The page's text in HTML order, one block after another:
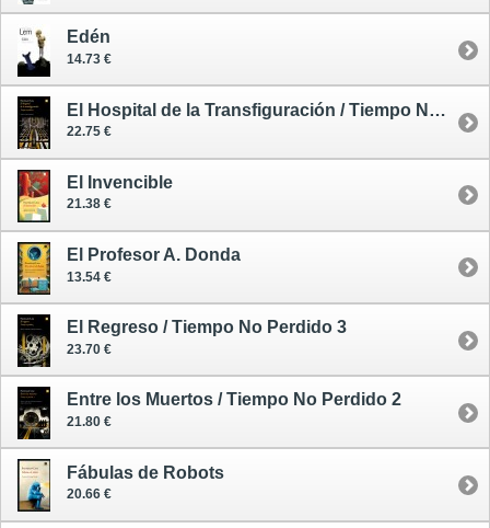
Edén
14.73 €
El Hospital de la Transfiguración / Tiempo No Perdido 1
22.75 €
El Invencible
21.38 €
El Profesor A. Donda
13.54 €
El Regreso / Tiempo No Perdido 3
23.70 €
Entre los Muertos / Tiempo No Perdido 2
21.80 €
Fábulas de Robots
20.66 €